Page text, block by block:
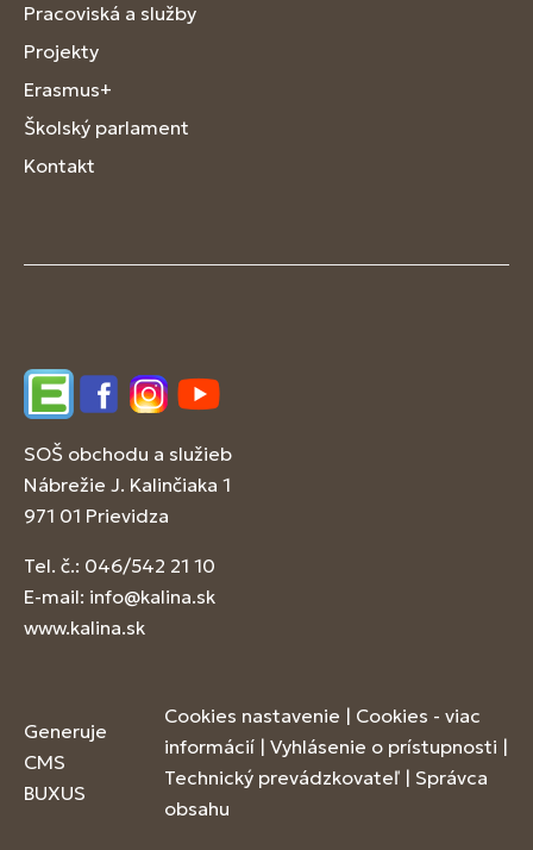
Pracoviská a služby
Projekty
Erasmus+
Školský parlament
Kontakt
EdupageFacebookInstagram
YouTube
SOŠ obchodu a služieb
Nábrežie J. Kalinčiaka 1
971 01 Prievidza
Tel. č.: 046/542 21 10
E-mail: info@kalina.sk
www.kalina.sk
Generuje
CMS
BUXUS
Cookies nastavenie | Cookies - viac
informácií | Vyhlásenie o prístupnosti |
Technický prevádzkovateľ | Správca
obsahu